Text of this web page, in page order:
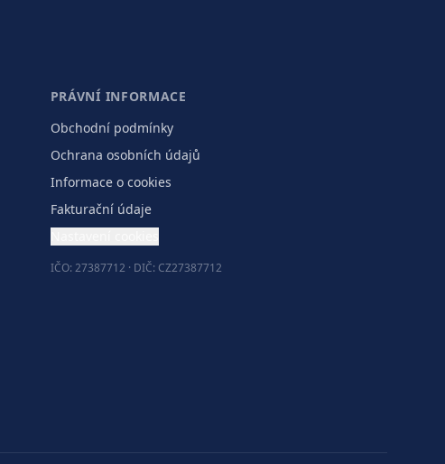
PRÁVNÍ INFORMACE
Obchodní podmínky
Ochrana osobních údajů
Informace o cookies
Fakturační údaje
IČO: 27387712 · DIČ: CZ27387712